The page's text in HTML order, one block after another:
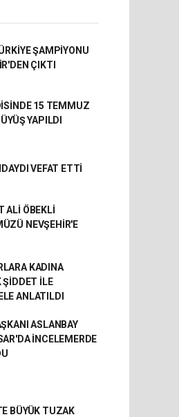
ŞAMPİYONU
ÇIKTI
15 TEMMUZ
YAPILDI
VEFAT ETTİ
ALİ ÖBEKLİ
NEVŞEHİR'E
KADINA
ŞİDDET İLE
ANLATILDI
ASLANBAY
İNCELEMERDE
BÜYÜK TUZAK